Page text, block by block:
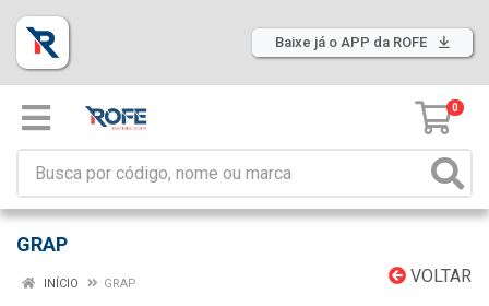
Baixe já o APP da ROFE
0
GRAP
VOLTAR
INÍCIO GRAP